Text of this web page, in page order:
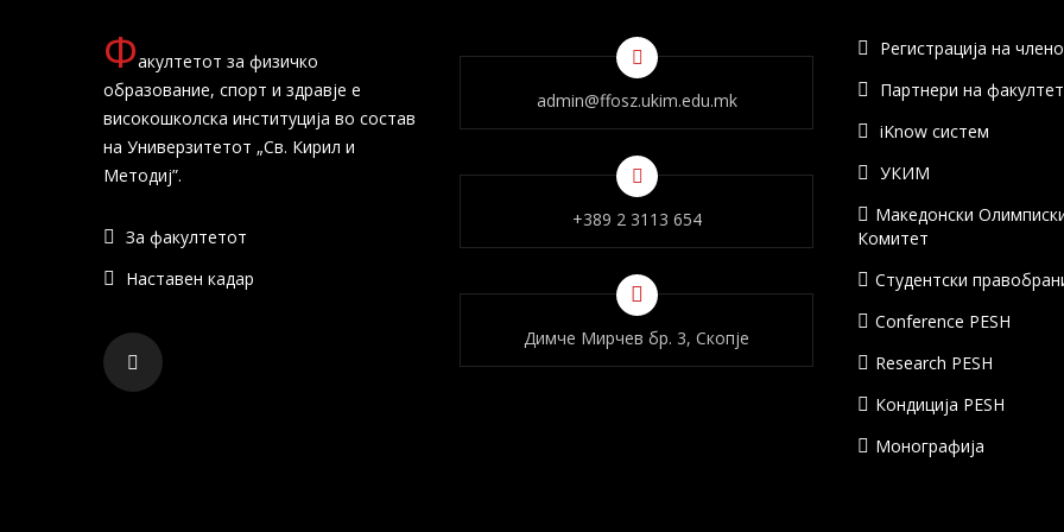
Факултетот за физичко
образование, спорт и здравје е
високошколска институција во состав
на Универзитетот „Св. Кирил и
Методиј”.
За факултетот
Наставен кадар
admin@ffosz.ukim.edu.mk
+389 2 3113 654
Димче Мирчев бр. 3, Скопје
Регистрација на
Партнери на
iKnow систем
УКИМ
Македонски
Комитет
Студентски
Conference PESH
Research PESH
Кондиција PESH
Монографија